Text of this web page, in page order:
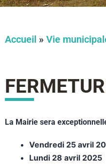
Accueil » Vie
La Mairie sera
Vendredi 25 avril
Lundi 28 avril 2025